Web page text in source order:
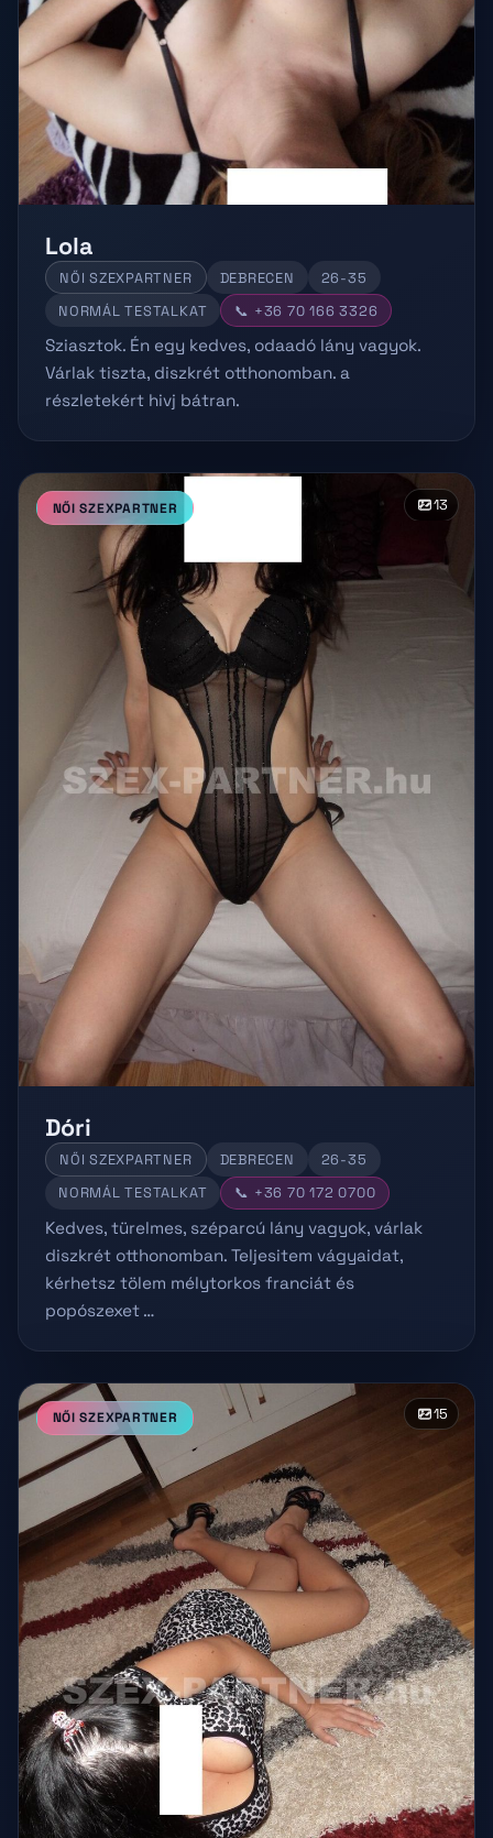
Lola
NŐI SZEXPARTNER DEBRECEN
26-35
NORMÁL TESTALKAT
📞 +36 70 166 3326
Sziasztok. Én egy kedves, odaadó lány vagyok.
Várlak tiszta, diszkrét otthonomban. a
részletekért hivj bátran.
NŐI SZEXPARTNER 13
Dóri
NŐI SZEXPARTNER DEBRECEN
26-35
NORMÁL TESTALKAT
📞 +36 70 172 0700
Kedves, türelmes, széparcú lány vagyok, várlak
diszkrét otthonomban. Teljesitem vágyaidat,
kérhetsz tölem mélytorkos franciát és
popószexet …
NŐI SZEXPARTNER 15